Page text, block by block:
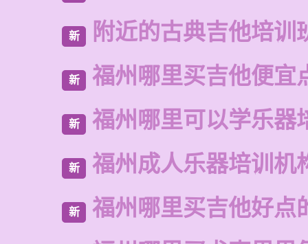
新 附近的古典吉他培训
新 福州哪里买吉他便宜
新 福州哪里可以学乐器
新 福州成人乐器培训机
新
福州哪里买吉他好点